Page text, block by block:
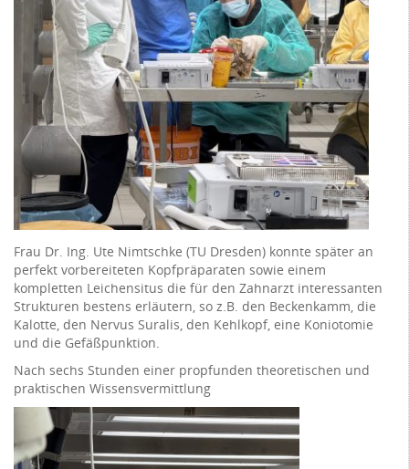
Frau Dr. Ing. Ute Nimtschke (TU Dresden) konnte später an
perfekt vorbereiteten Kopfpräparaten sowie einem
kompletten Leichensitus die für den Zahnarzt interessanten
Strukturen bestens erläutern, so z.B. den Beckenkamm, die
Kalotte, den Nervus Suralis, den Kehlkopf, eine Koniotomie
und die Gefäßpunktion.
Nach sechs Stunden einer propfunden theoretischen und
praktischen Wissensvermittlung